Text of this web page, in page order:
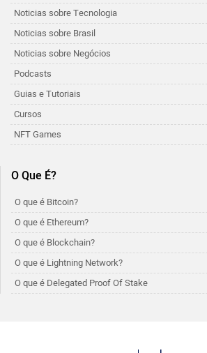
Noticias sobre Tecnologia
Noticias sobre Brasil
Noticias sobre Negócios
Podcasts
Guias e Tutoriais
Cursos
NFT Games
O Que É?
O que é Bitcoin?
O que é Ethereum?
O que é Blockchain?
O que é Lightning Network?
O que é Delegated Proof Of Stake